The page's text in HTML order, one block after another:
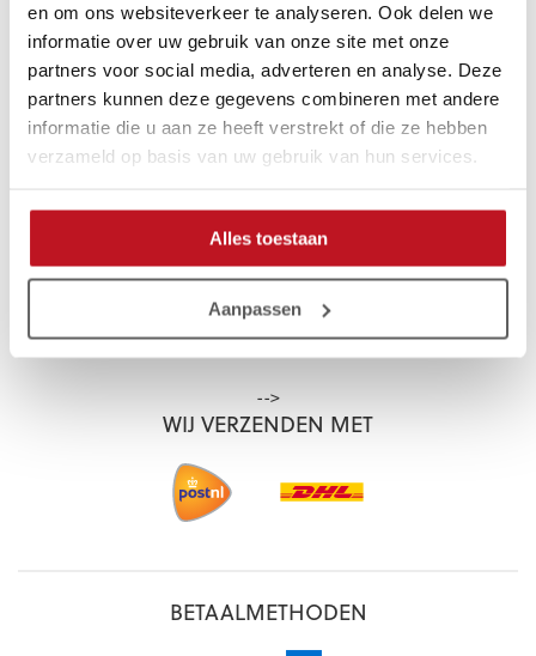
en om ons websiteverkeer te analyseren. Ook delen we
informatie over uw gebruik van onze site met onze
partners voor social media, adverteren en analyse. Deze
partners kunnen deze gegevens combineren met andere
informatie die u aan ze heeft verstrekt of die ze hebben
verzameld op basis van uw gebruik van hun services.
Alles toestaan
Aanpassen
Mijn bestelling
Betaling & Levering
Ruilen & Retourneren
Garantie
GLADIATORGOALKEEPING.NL
Ambassadeurs
Blogs
Contact
-->
WIJ VERZENDEN MET
BETAALMETHODEN